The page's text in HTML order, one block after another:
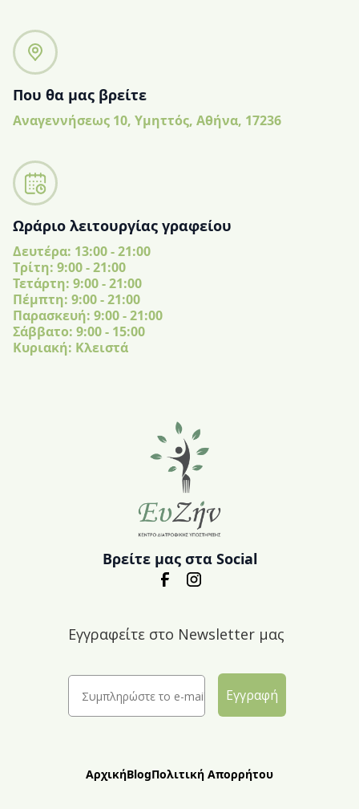
Που θα μας βρείτε
Αναγεννήσεως 10, Υμηττός, Αθήνα, 17236
Ωράριο λειτουργίας γραφείου
Δευτέρα: 13:00 - 21:00
Tρίτη: 9:00 - 21:00
Τετάρτη: 9:00 - 21:00
Πέμπτη: 9:00 - 21:00
Παρασκευή: 9:00 - 21:00
Σάββατο: 9:00 - 15:00
Κυριακή: Κλειστά
Βρείτε μας στα Social
Εγγραφείτε στο Newsletter μας
Εγγραφή
ΑρχικήBlogΠολιτική Απορρήτου